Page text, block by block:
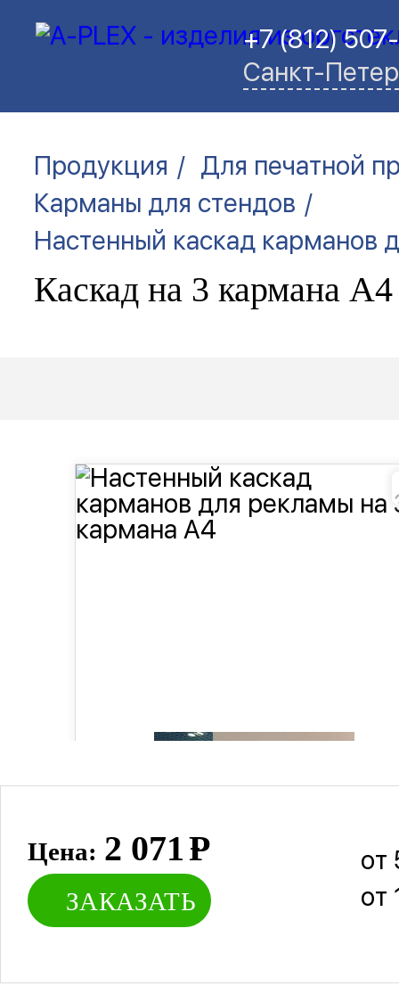
+7 (812)
Санкт-
Продукция / Для печатной
Карманы для стендов /
Настенный каскад карманов
Каскад на 3 кармана А4
Цена: 2 071Р
ЗАКАЗАТЬ
от
от